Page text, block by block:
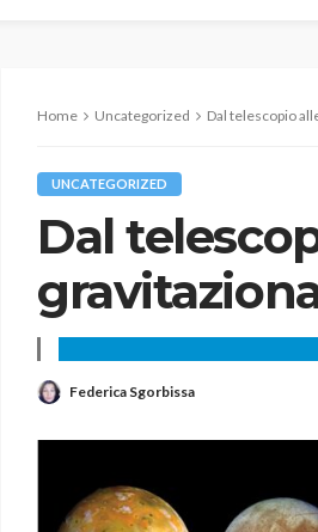
Home Uncategorized Dal telescopio
UNCATEGORIZED
Dal
Federica Sgorbissa